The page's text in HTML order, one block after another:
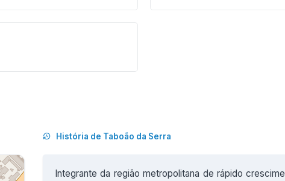
História de Taboão da Serra
Integrante da região metropolitana de rápido